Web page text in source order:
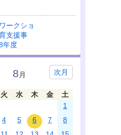
ークショ
支援事
年度
次月
8 月
火 水 木 金
土
1
4 5 6 7
8